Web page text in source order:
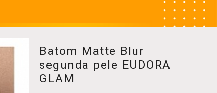
Batom Matte Blur
segunda pele EUDORA
GLAM